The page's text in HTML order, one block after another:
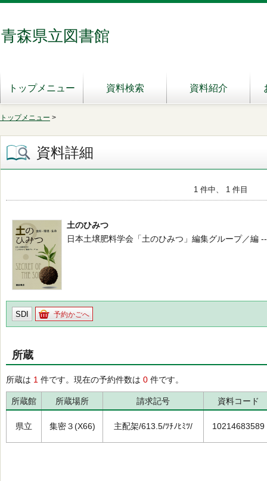
青森県立図書館
トップメニュー 資料検索 資料紹介
トップメニュー >
資料詳細
1 件中、 1 件目
土のひみつ
日本土壌肥料学会「土のひみつ」編集グループ／編
SDI 予約かごへ
所蔵
所蔵は 1 件です。現在の予約件数は 0 件です。
所蔵館 所蔵場所 請求記号 資料コード
県立 集密３(X66) 主配架/613.5/ﾂﾁﾉﾋﾐﾂ/ 10214683589